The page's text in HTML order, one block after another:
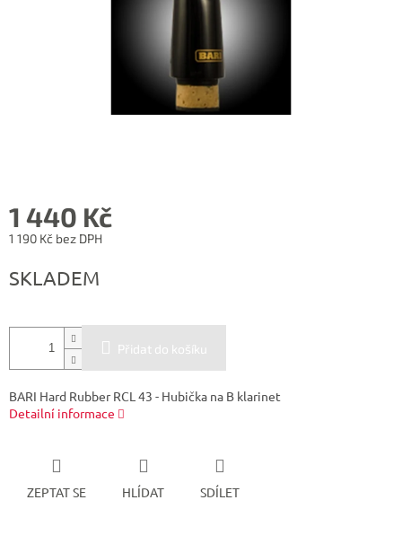
1 440 Kč
1 190 Kč bez DPH
cena:
SKLADEM
Přidat do košíku
BARI Hard Rubber RCL 43 - Hubička na B klarinet
Detailní informace
ZEPTAT SE HLÍDAT SDÍLET